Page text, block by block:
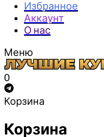
Избранное
Аккаунт
О нас
Меню
0
Корзина
Корзина